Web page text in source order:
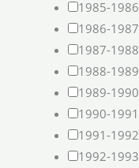
1985-1986
1986-1987
1987-1988
1988-1989
1989-1990
1990-1991
1991-1992
1992-1993